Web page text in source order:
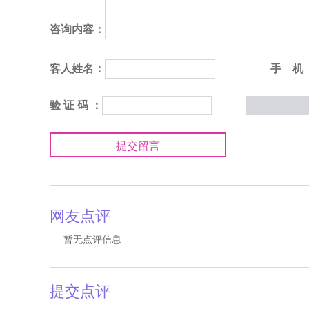
咨询内容：
客人姓名： 手 机
验 证 码 ：
提交留言
网友点评
暂无点评信息
提交点评